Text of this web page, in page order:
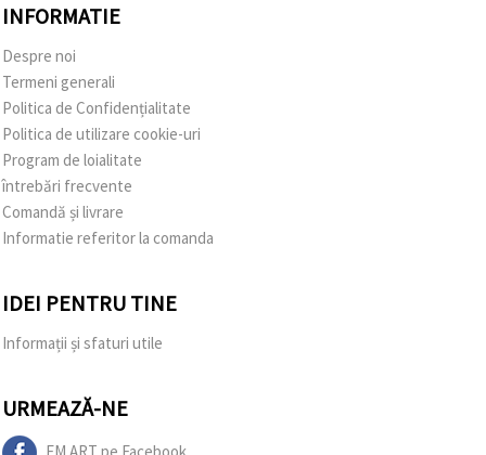
INFORMATIE
Despre noi
Termeni generali
Politica de Confidențialitate
Politica de utilizare cookie-uri
Program de loialitate
întrebări frecvente
Comandă și livrare
Informatie referitor la comanda
IDEI PENTRU TINE
Informații și sfaturi utile
URMEAZĂ-NE
EM ART pe Facebook